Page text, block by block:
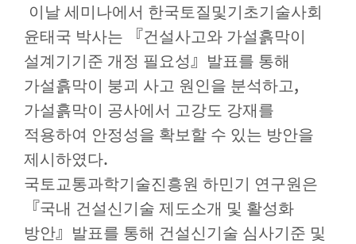
이날 세미나에서 한국토질및기초기술사회
윤태국 박사는
『건설사고와 가설흙막이
설계기기준 개정 필요성』
발표를 통해
가설흙막이 붕괴 사고 원인을 분석하고,
가설흙막이 공사에서 고강도 강재를
적용하여 안정성을 확보할 수 있는 방안을
제시하였다.
국토교통과학기술진흥원 하민기 연구원은
『국내 건설신기술 제도소개 및 활성화
방안』
발표를 통해 건설신기술 심사기준 및